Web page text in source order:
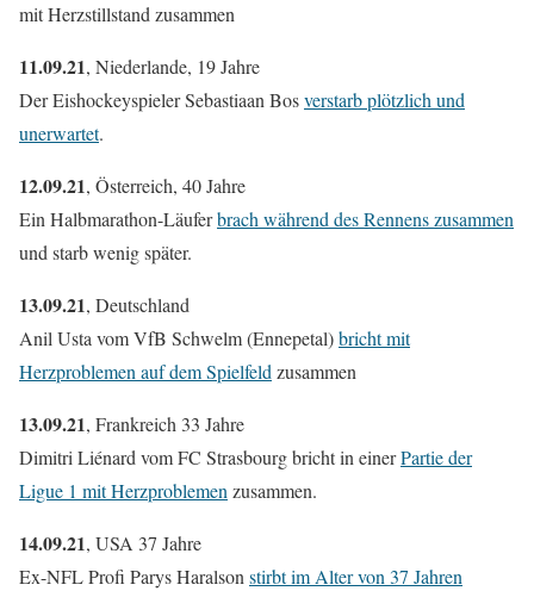
mit Herzstillstand zusammen
11.09.21, Niederlande, 19 Jahre
Der Eishockeyspieler Sebastiaan Bosverstarb plötzlich und
unerwartet.
12.09.21, Österreich, 40 Jahre
Ein Halbmarathon-Läuferbrach während des Rennens zusammen
und starb wenig später.
13.09.21, Deutschland
Anil Usta vom VfB Schwelm (Ennepetal)bricht mit
Herzproblemen auf dem Spielfeld zusammen
13.09.21, Frankreich 33 Jahre
Dimitri Liénard vom FC Strasbourg bricht in einerPartie der
Ligue 1 mit Herzproblemen zusammen.
14.09.21, USA 37 Jahre
Ex-NFL Profi Parys Haralson stirbt im Alter von 37 Jahren